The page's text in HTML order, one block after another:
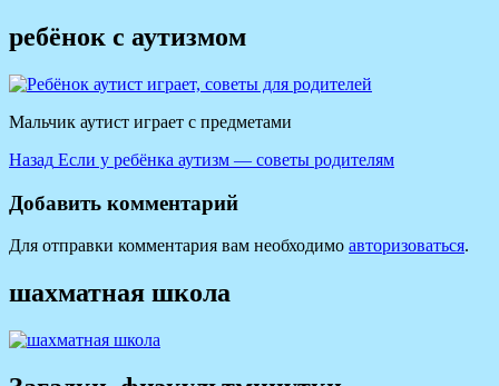
ребёнок с аутизмом
Мальчик аутист играет с предметами
Навигация
по
записям
Назад Предыдущая
Если у ребёнка аутизм — советы родителям
Добавить комментарий
Для отправки комментария вам необходимо авторизоваться.
шахматная школа